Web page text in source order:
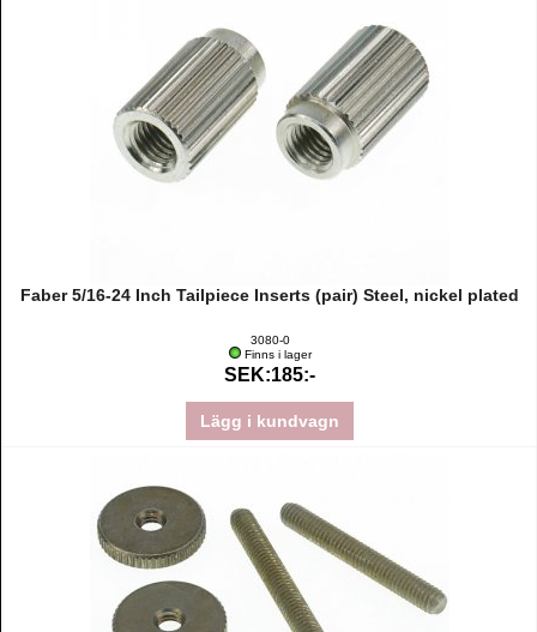
Faber 5/16-24 Inch Tailpiece Inserts (pair) Steel, nickel plated
3080-0
Finns i lager
SEK:185:-
Lägg i kundvagn